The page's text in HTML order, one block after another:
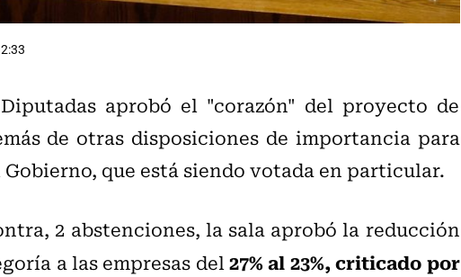
aprobó el "corazón" del proyecto de
de otras disposiciones de importancia para
que está siendo votada en particular.
2 abstenciones, la sala aprobó la reducción
a las empresas del27% al 23%, criticado por